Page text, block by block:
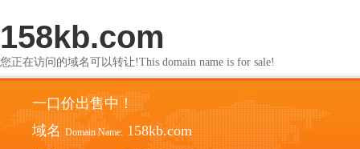
158kb.com
您正在访问的域名可以转让!This domain name is for sale!
一口价出售中！
域名 Domain Name: 158kb.com